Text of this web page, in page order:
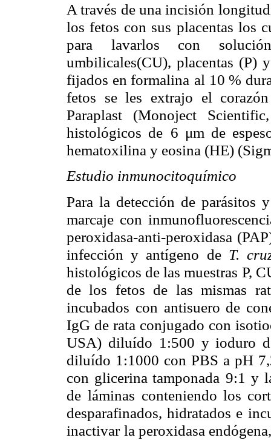
A través de una incisión
los fetos con sus placentas los
para lavarlos con
umbilicales(CU), placentas (P)
fijados en formalina al 10 %
fetos se les extrajo el
Paraplast (Monoject Scientific,
histológicos de 6 μm de
hematoxilina y eosina (HE)
Estudio inmunocitoquímico
Para la detección de parásitos
marcaje con
peroxidasa-anti-peroxidasa
infección y antígeno de T.
histológicos de las muestras P,
de los fetos de las mismas
incubados con antisuero de
IgG de rata conjugado con
USA) diluído 1:500 y ioduro
diluído 1:1000 con PBS a pH
con glicerina tamponada 9:1 y
de láminas conteniendo los
desparafinados, hidratados e
inactivar la peroxidasa